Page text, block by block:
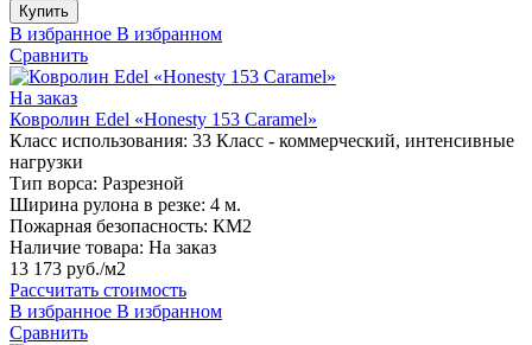
Купить
В избранное В избранном
Сравнить
На заказ
Ковролин Edel «Honesty 153 Caramel»
Класс использования: 33 Класс - коммерческий, интенсивные
нагрузки
Тип ворса: Разрезной
Ширина рулона в резке: 4 м.
Пожарная безопасность: КМ2
Наличие товара: На заказ
13 173 руб./м2
Рассчитать стоимость
В избранное В избранном
Сравнить